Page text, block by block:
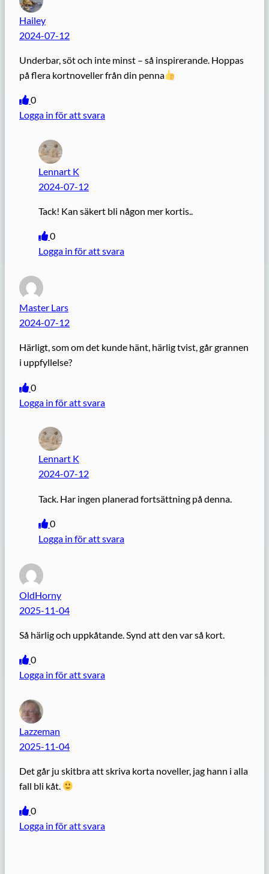
Hailey
2024-07-12
Underbar, söt och inte minst – så inspirerande. Hoppas
på flera kortnoveller från din penna
0
Logga in för att svara
Lennart K
2024-07-12
Tack! Kan säkert bli någon mer kortis..
0
Logga in för att svara
Master Lars
2024-07-12
Härligt, som om det kunde hänt, härlig tvist, går grannen
i uppfyllelse?
0
Logga in för att svara
Lennart K
2024-07-12
Tack. Har ingen planerad fortsättning på denna.
0
Logga in för att svara
OldHorny
2025-11-04
Så härlig och uppkåtande. Synd att den var så kort.
0
Logga in för att svara
Lazzeman
2025-11-04
Det går ju skitbra att skriva korta noveller, jag hann i alla
fall bli kåt.
0
Logga in för att svara